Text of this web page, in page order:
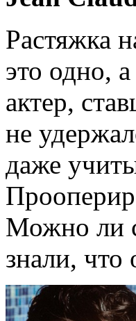
Растяжка
это одно,
актер,
не
даже
Можно ли
знали, что